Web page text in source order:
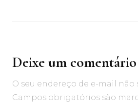
Deixe um comentário
O seu endereço de e-mail não
Campos obrigatórios são